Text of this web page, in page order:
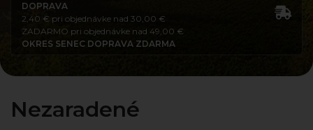
DOPRAVA
2,40 € pri objednávke nad 30,00 €
ZADARMO pri objednávke nad 49,00 €
OKRES SENEC DOPRAVA ZDARMA
Nezaradené